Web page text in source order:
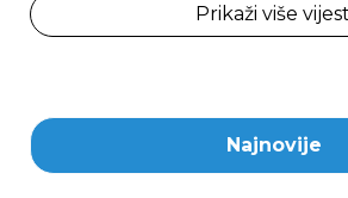
Prikaži više
Najnovije